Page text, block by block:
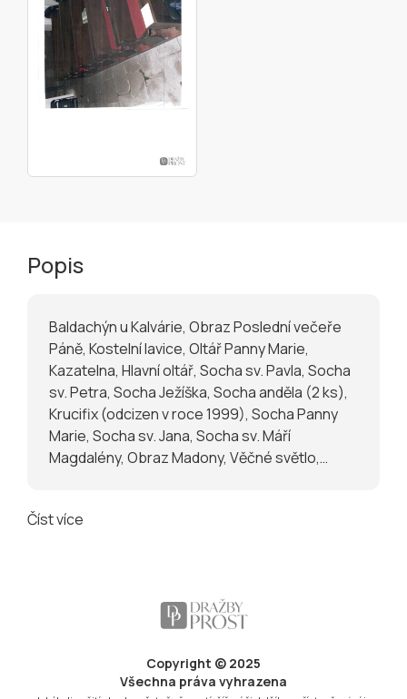
Popis
Baldachýn u Kalvárie, Obraz Poslední večeře
Páně, Kostelní lavice, Oltář Panny Marie,
Kazatelna, Hlavní oltář, Socha sv. Pavla, Socha
sv. Petra, Socha Ježíška, Socha anděla (2 ks),
Krucifix (odcizen v roce 1999), Socha Panny
Marie, Socha sv. Jana, Socha sv. Máří
Magdalény, Obraz Madony, Věčné světlo,
Číst více
Copyright © 2025
Všechna práva vyhrazena